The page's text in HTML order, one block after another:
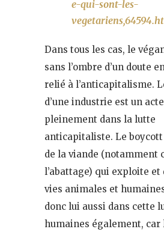
e-qui-sont-les-
Dans tous les cas, le
sans l’ombre d’un doute
relié à l’anticapitalisme.
d’une industrie est un
pleinement dans la lutte
anticapitaliste. Le boycott
de la viande (notamment
l’abattage) qui exploite et
vies animales et
donc lui aussi dans cette
humaines également,